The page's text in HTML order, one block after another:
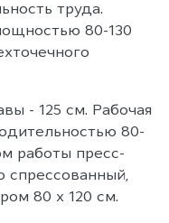
труда.
80-130
- 125 см. Рабочая
80-
работы пресс-
спрессованный,
80 x 120 см.